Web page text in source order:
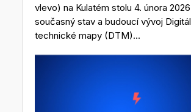
vlevo) na Kulatém stolu 4. února
současný stav a budoucí vývoj
technické mapy (DTM)...